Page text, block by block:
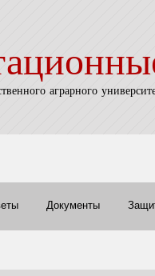
аграрного
Документы